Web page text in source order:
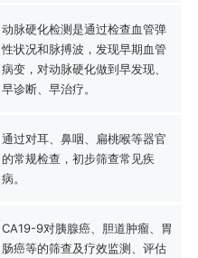
动脉硬化检测是通过检查血管弹
性状况和脉搏波，发现早期血管
病变，对动脉硬化做到早发现、
早诊断、早治疗。
通过对耳、鼻咽、扁桃喉等器官
的常规检查，初步筛查常见疾
病。
CA19-9对胰腺癌、胆道肿瘤、胃
肠癌等的筛查及疗效监测、评估